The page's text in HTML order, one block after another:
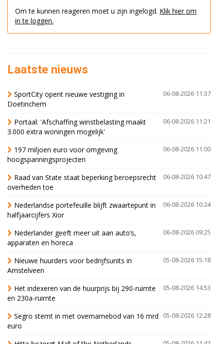
Om te kunnen reageren moet u zijn ingelogd. Klik hier om
in te loggen.
Laatste nieuws
06-08-2026 11:37
SportCity opent nieuwe vestiging in
Doetinchem
06-08-2026 11:21
Portaal: 'Afschaffing winstbelasting maakt
3.000 extra woningen mogelijk'
06-08-2026 11:00
197 miljoen euro voor omgeving
hoogspanningsprojecten
06-08-2026 10:47
Raad van State staat beperking beroepsrecht
overheden toe
06-08-2026 10:24
Nederlandse portefeuille blijft zwaartepunt in
halfjaarcijfers Xior
06-08-2026 09:25
Nederlander geeft meer uit aan auto’s,
apparaten en horeca
05-08-2026 15:18
Nieuwe huurders voor bedrijfsunits in
Amstelveen
05-08-2026 14:53
Het indexeren van de huurprijs bij 290-ruimte
en 230a-ruimte
05-08-2026 12:28
Segro stemt in met overnamebod van 16 mrd
euro